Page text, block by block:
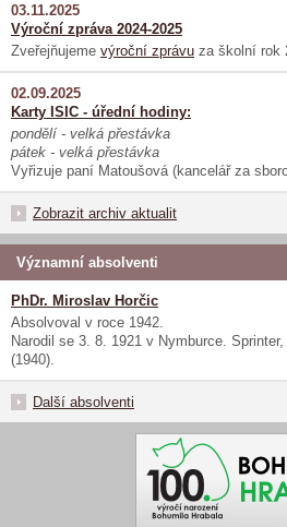
03.11.2025
Výroční zpráva 2024-2025
Zveřejňujeme výroční zprávu za školní rok
02.09.2025
Karty ISIC - úřední hodiny:
pondělí - velká přestávka
pátek - velká přestávka
Vyřizuje paní Matoušová (kancelář za
Zobrazit archiv aktualit
Významní absolventi
PhDr. Miroslav Horčic
Absolvoval v roce 1942.
Narodil se 3. 8. 1921 v Nymburce.
(1940).
Další absolventi